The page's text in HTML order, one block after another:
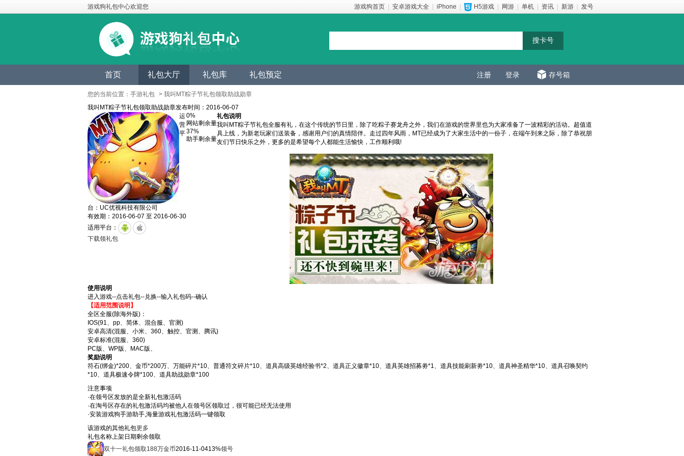
游戏狗礼包中心欢迎您 游戏狗首页 安卓游戏大全 iPhone H5游戏 网游 单机 资讯 新游 发号
首页 礼包大厅 礼包库 礼包预定 存号箱
登录
注册
您的当前位置： 手游礼包 > 我叫MT粽子节礼包领取助战勋章
我叫MT粽子节礼包领取助战勋章发布时间：2016-06-07
运
营
平
台：UC优视科技有限公司
有效期：2016-06-07 至 2016-06-30
适用平台：
下载领礼包
0%
网站剩余量
37%
助手剩余量
礼包说明
我叫MT粽子节礼包全服有礼，在这个传统的节日里，除了吃粽子赛龙舟之外，我们在游戏的世界里也为大家准备了一波精彩的活动。超值道
具上线，为新老玩家们送装备，感谢用户们的真情陪伴。走过四年风雨，MT已经成为了大家生活中的一份子，在端午到来之际，除了恭祝朋
友们节日快乐之外，更多的是希望每个人都能生活愉快，工作顺利哦!
使用说明
进入游戏--点击礼包--兑换--输入礼包码--确认
【适用范围说明】
全区全服(除海外版)：
IOS(91、pp、简体、混合服、官测)
安卓高清(混服、小米、360、触控、官测、腾讯)
安卓标准(混服、360)
PC版、WP版、MAC版、
奖励说明
符石(绑金)*200、金币*200万、万能碎片*10、普通符文碎片*10、道具高级英雄经验书*2、道具正义徽章*10、道具英雄招募劵*1、道具技能刷新劵*10、道具神圣精华*10、道具召唤契约
*10、道具极速令牌*100、道具助战勋章*100
注意事项
·在领号区发放的是全新礼包激活码
·在淘号区存在的礼包激活码均被他人在领号区领取过，很可能已经无法使用
·安装游戏狗手游助手,海量游戏礼包激活码一键领取
该游戏的其他礼包更多
礼包名称上架日期剩余领取
双十一礼包领取188万金币2016-11-0413%领号